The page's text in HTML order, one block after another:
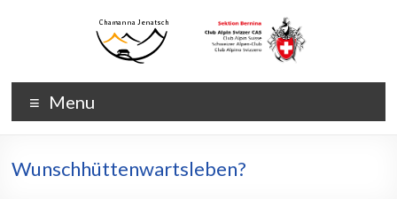
Chamanna
Jenatsch
Chamanna
Jenatsch
CAS
Menu
Wunschhüttenwartsleben?